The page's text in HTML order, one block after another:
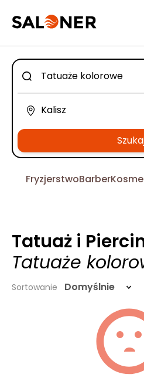
FryzjerstwoBarber
Tatuaż i
Tatuaże
Sortowanie Domyślnie